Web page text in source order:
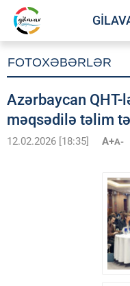
FOTOXƏBƏRLƏR
Azərbaycan QHT-
məqsədilə təlim
12.02.2026 [18:35] A+A-